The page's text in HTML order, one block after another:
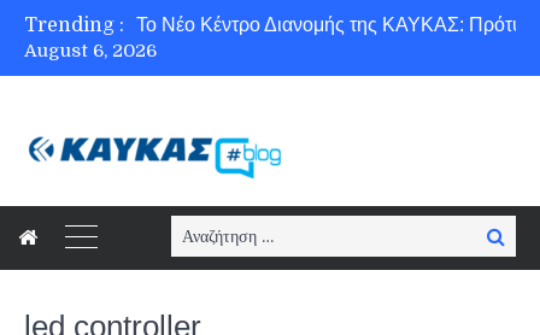
Trending :
Ασφάλεια στο Διαδίκτυο για όλους!
August 6, 2026
Search
for:
led controller